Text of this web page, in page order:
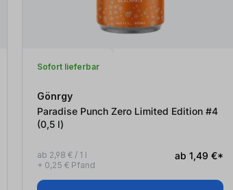
Sofort lieferbar
Gönrgy
Paradise Punch Zero Limited Edition #4
(0,5 l)
ab 2,98 € / 1 l
+ 0,25 € Pfand
ab 1,49 €*